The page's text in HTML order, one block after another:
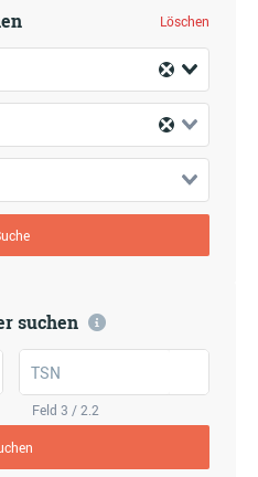
Löschen
suchen
TSN
Feld 3 / 2.2